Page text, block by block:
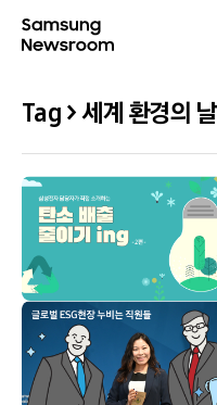
Tag > 세계 환경의 날